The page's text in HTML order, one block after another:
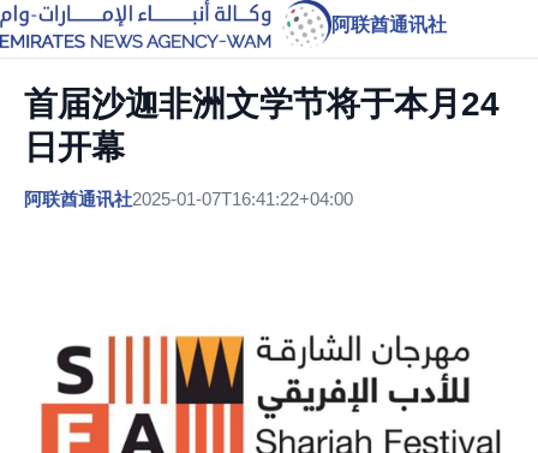
阿联酋通讯社
首届沙迦非洲文学节将于本月24
日开幕
阿联酋通讯社2025-01-07T16:41:22+04:00